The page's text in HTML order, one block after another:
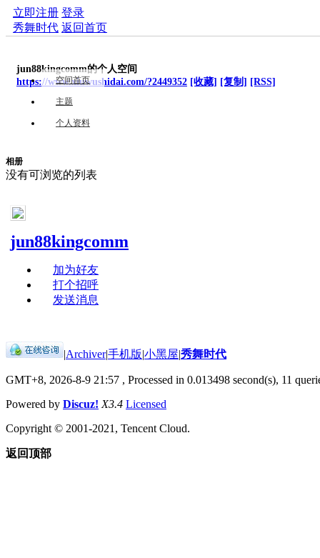
立即注册 登录
秀舞时代 返回首页
jun88kingcomm的个人空间
https://www.xiuwushidai.com/?2449352 [收藏] [复制] [RSS]
空间首页
主题
个人资料
相册
没有可浏览的列表
jun88kingcomm
加为好友
打个招呼
发送消息
|Archiver|手机版|小黑屋|秀舞时代
GMT+8, 2026-8-9 21:57 , Processed in 0.013498 second(s), 11
Powered by Discuz! X3.4 Licensed
Copyright © 2001-2021, Tencent Cloud.
返回顶部